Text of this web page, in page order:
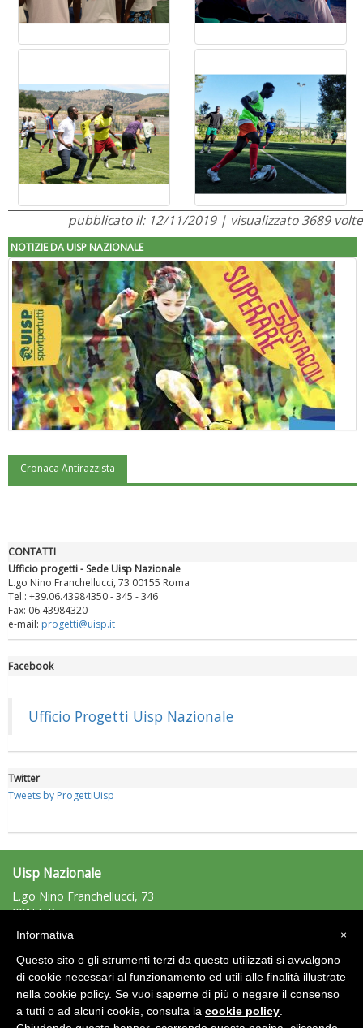
pubblicato il: 12/11/2019 | visualizzato 3689 volte
NOTIZIE DA UISP NAZIONALE
"Superare gli ostacoli": la relazione di Tiziano Pesce al CN Uisp
rivoluzioni"
Tiziano Pesce a Radio InBlu2000 traccia il bilancio della stagione
Cronaca Antirazzista
CONTATTI
Ufficio progetti - Sede Uisp Nazionale
L.go Nino Franchellucci, 73 00155 Roma
Tel.: +39.06.43984350 - 345 - 346
Fax: 06.43984320
e-mail: progetti@uisp.it
Facebook
Ufficio Progetti Uisp Nazionale
Twitter
Tweets by ProgettiUisp
Uisp Nazionale
L.go Nino Franchellucci, 73
00155 Roma
Tel: 06.439841 - Fax: 06.43984320
C.F.: 97029170582
Area Riservata 2.0
×
Informativa
Questo sito o gli strumenti terzi da questo utilizzati si avvalgono
di cookie necessari al funzionamento ed utili alle finalità illustrate
nella cookie policy. Se vuoi saperne di più o negare il consenso
a tutti o ad alcuni cookie, consulta la cookie policy